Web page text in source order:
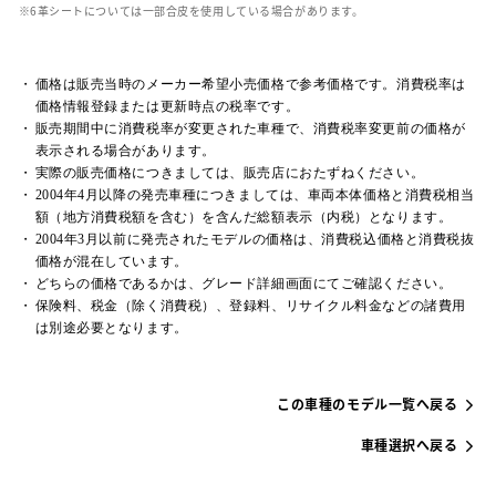
革シートについては一部合皮を使用している場合があります。
価格は販売当時のメーカー希望小売価格で参考価格です。消費税率は
価格情報登録または更新時点の税率です。
販売期間中に消費税率が変更された車種で、消費税率変更前の価格が
表示される場合があります。
実際の販売価格につきましては、販売店におたずねください。
2004年4月以降の発売車種につきましては、車両本体価格と消費税相当
額（地方消費税額を含む）を含んだ総額表示（内税）となります。
2004年3月以前に発売されたモデルの価格は、消費税込価格と消費税抜
価格が混在しています。
どちらの価格であるかは、グレード詳細画面にてご確認ください。
保険料、税金（除く消費税）、登録料、リサイクル料金などの諸費用
は別途必要となります。
この車種のモデル一覧へ戻る
車種選択へ戻る